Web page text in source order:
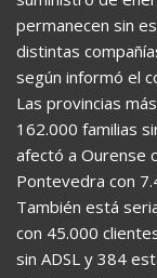
permanecen sin
distintas
según informó el
Las provincias
162.000 familias
afectó a Ourense
Pontevedra con
También está
con 45.000
sin ADSL y 384